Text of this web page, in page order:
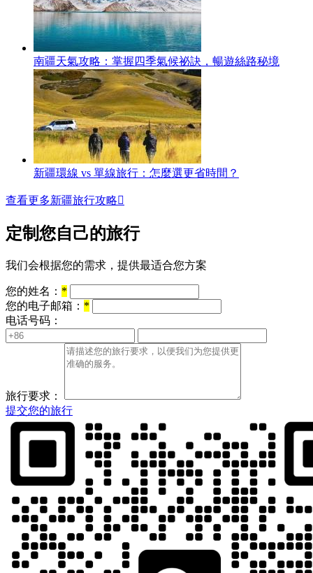
南疆天氣攻略：掌握四季氣候祕訣，暢遊絲路秘境
新疆環線 vs 單線旅行：怎麼選更省時間？
查看更多新疆旅行攻略
定制您自己的旅行
我们会根据您的需求，提供最适合您方案
您的姓名： *
您的电子邮箱： *
电话号码：
旅行要求：
提交您的旅行